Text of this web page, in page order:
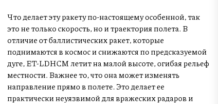
Что делает эту ракету по-настоящему особенной, так
это не только скорость, но и траектория полета. В
отличие от баллистических ракет, которые
поднимаются в космос и снижаются по предсказуемой
дуге, ET-LDHCM летит на малой высоте, огибая рельеф
местности. Важнее то, что она может изменять
направление прямо в полете. Это делает ее
практически неуязвимой для вражеских радаров и